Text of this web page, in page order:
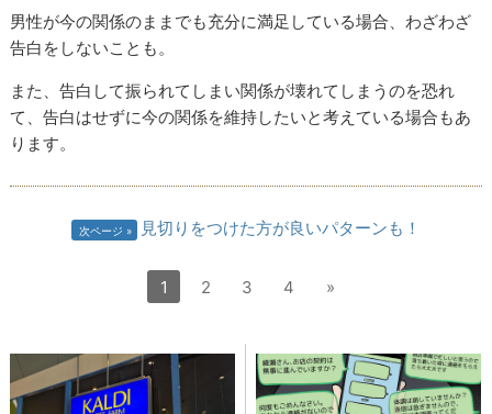
男性が今の関係のままでも充分に満足している場合、わざわざ
告白をしないことも。
また、告白して振られてしまい関係が壊れてしまうのを恐れ
て、告白はせずに今の関係を維持したいと考えている場合もあ
ります。
次ページ 見切りをつけた方が良いパターンも！
1 2 3 4 »